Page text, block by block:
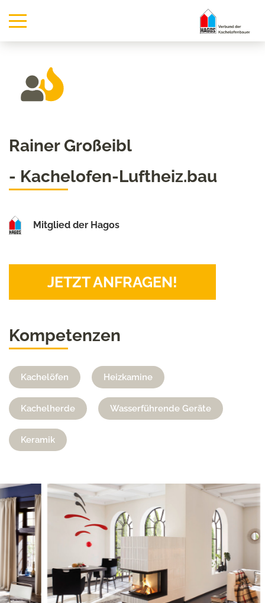
Rainer Großeibl
- Kachelofen-Luftheiz.bau
Mitglied der Hagos
JETZT ANFRAGEN!
Kompetenzen
Kachelöfen Heizkamine
Kachelherde Wasserführende Geräte
Keramik